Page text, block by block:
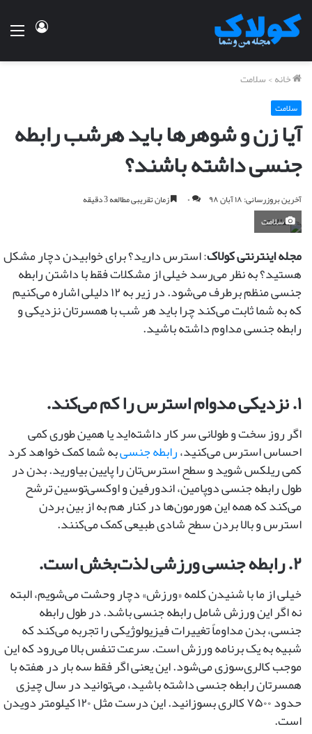
ورود
خانه>سلامت
سلامت
آیا زن و شوهرها باید هرشب رابطه
جنسی داشته باشند؟
آخرین بروزرسانی: ۱۸ آبان ۹۸ ۰ زمان تقریبی مطالعه 3 دقیقه
سلامت
مجله اینترنتی کولاک: استرس دارید؟ برای خوابیدن دچار مشکل
هستید؟ به نظر می‌رسد خیلی از مشکلات فقط با داشتن رابطه‌
جنسی منظم برطرف می‌شود. در زیر به ۱۲ دلیلی اشاره می‌کنیم
که به شما ثابت می‌کند چرا باید هر شب با همسرتان نزدیکی و
رابطه جنسی مداوم داشته باشید.
۱. نزدیکی مدوام استرس را کم می‌کند.
اگر روز سخت و طولانی سر کار داشته‌اید یا همین طوری کمی
احساس استرس می‌کنید،رابطه ‌جنسیبه شما کمک خواهد کرد
کمی ریلکس شوید و سطح استرس‌تان را پایین بیاورید. بدن در
طول رابطه ‌جنسی دوپامین، اندورفین و اوکسی‌توسین ترشح
می‌کند که همه این هورمون‌ها در کنار هم به از بین بردن
استرس و بالا بردن سطح شادی طبیعی کمک می‌کنند.
۲. رابطه‌ جنسی ورزشی لذت‌بخش است.
خیلی از ما با شنیدن کلمه «ورزش» دچار وحشت می‌شویم، البته
نه اگر این ورزش شامل رابطه ‌جنسی باشد. در طول رابطه‌
جنسی، بدن مداوماً تغییرات فیزیولوژیکی را تجربه می‌کند که
شبیه به یک برنامه ورزش است. سرعت تنفس بالا می‌رود که این
موجب کالری‌سوزی می‌شود. این یعنی اگر فقط سه بار در هفته با
همسرتان رابطه‌ جنسی داشته باشید، می‌توانید در سال چیزی
حدود ۷۵۰۰ کالری بسوزانید. این درست مثل ۱۲۰ کیلومتر دویدن
است.